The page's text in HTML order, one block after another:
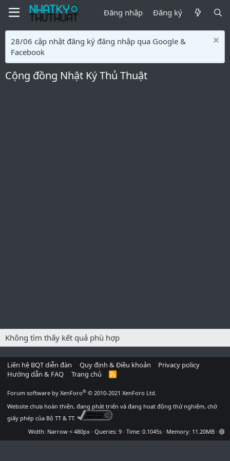
Đăng nhập Đăng ký
28/06 cập nhật đăng ký đăng nhập qua Google &
Facebook
Cộng đồng Nhật Ký Thủ Thuật
Không tìm thấy kết quả phù hợp
Liên hệ BQT diễn đàn Quy định & Điều khoản
Privacy policy
Hướng dẫn & FAQ
Trang chủ
R
Forum software by XenForo® © 2010-2021 XenForo Ltd.
Website chưa hoàn thiện, đang phát triển và đang hoạt động thử nghiệm, chờ
giấy phép của Bộ TT & TT.
Width
Queries 9 Time 0.1045s Memory 11.20MB